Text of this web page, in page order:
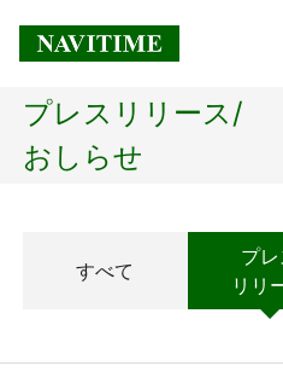
トップページ
経営理念
プレスリリース/
おしらせ
すべて
プレ
リリ